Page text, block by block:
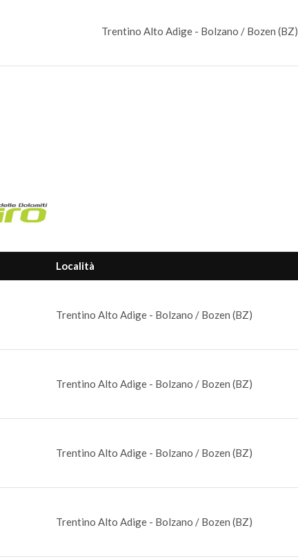
Trentino Alto Adige - Bolzano / Bozen (BZ)
Località
Trentino Alto Adige - Bolzano / Bozen (BZ)
Trentino Alto Adige - Bolzano / Bozen (BZ)
Trentino Alto Adige - Bolzano / Bozen (BZ)
Trentino Alto Adige - Bolzano / Bozen (BZ)